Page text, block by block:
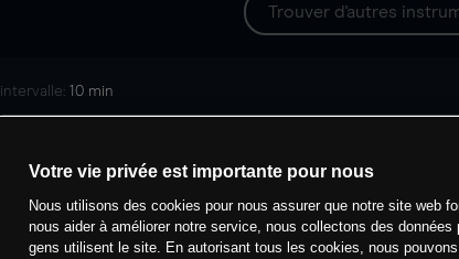
intervalle: 10 min
Votre vie privée est importante pour nous
Nous utilisons des cookies pour nous assurer que notre site web
nous aider à améliorer notre service, nous collectons des données
gens utilisent le site. En autorisant tous les cookies, nous